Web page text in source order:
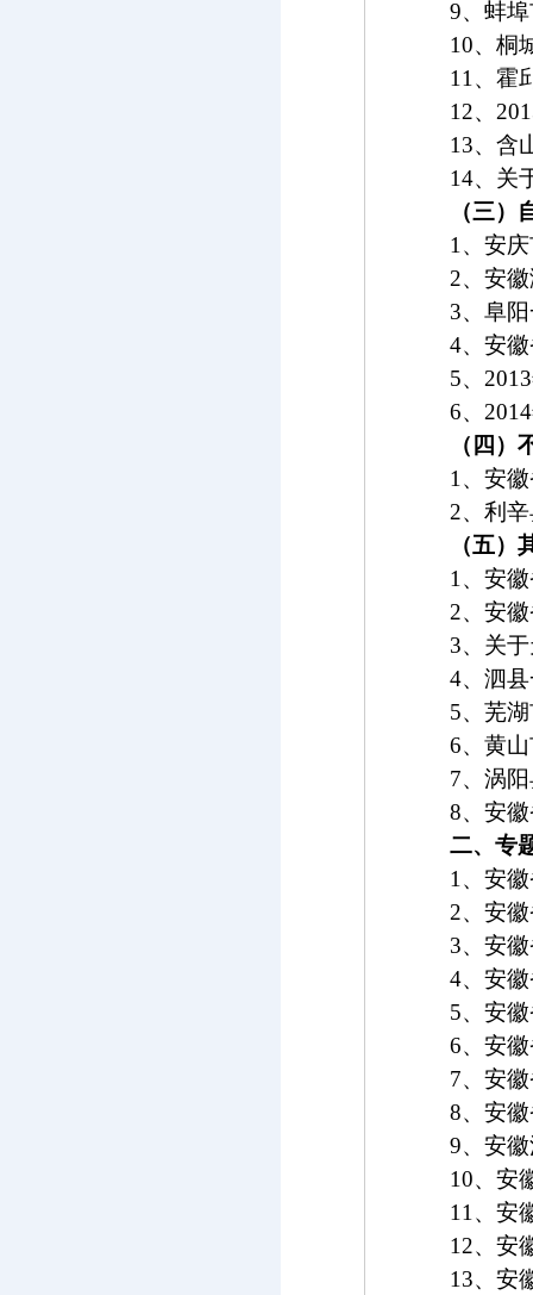
9、蚌
10、桐
11、霍
12、
13、含
14、关
（三）
1、安
2、安
3、阜
4、安
5、 2013
6、 2014
（四）
1、安
2、利
（五）
1、安
2、安
3、关
4、泗
5、芜
6、黄
7、涡
8、安
二、专
1、安
2、安
3、安
4、安
5、安
6、安
7、安
8、安
9、安
10、安
11、安
12、安
13、安